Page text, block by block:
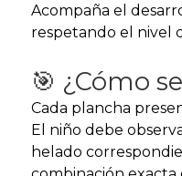
Acompaña el
respetando el nivel
🎯 ¿Cómo
Cada plancha
El niño debe
helado